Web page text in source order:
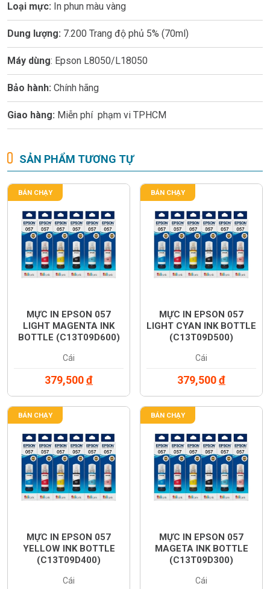
Loại mực: In phun màu vàng
Dung lượng: 7.200 Trang độ phủ 5% (70ml)
Máy dùng: Epson L8050/L18050
Bảo hành: Chính hãng
Giao hàng: Miễn phí phạm vi TPHCM
SẢN PHẨM TƯƠNG TỰ
BÁN CHẠY
MỰC IN EPSON 057
LIGHT MAGENTA INK
BOTTLE (C13T09D600)
Cái
379,500đ
BÁN CHẠY
MỰC IN EPSON 057
LIGHT CYAN INK BOTTLE
(C13T09D500)
Cái
379,500đ
BÁN CHẠY
MỰC IN EPSON 057
YELLOW INK BOTTLE
(C13T09D400)
Cái
BÁN CHẠY
MỰC IN EPSON 057
MAGETA INK BOTTLE
(C13T09D300)
Cái